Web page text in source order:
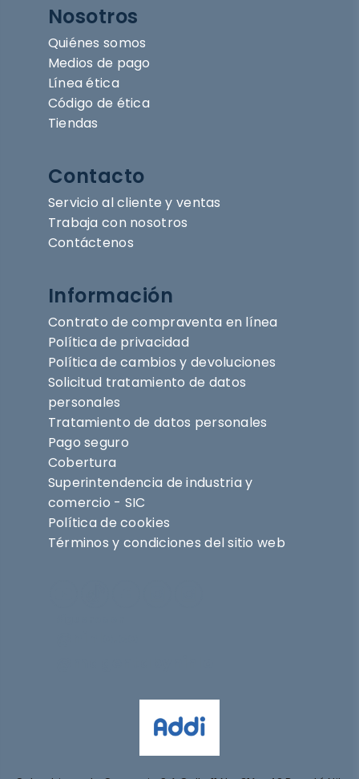
Nosotros
Quiénes somos
Medios de pago
Línea ética
Código de ética
Tiendas
Contacto
Servicio al cliente y ventas
Trabaja con nosotros
Contáctenos
Información
Contrato de compraventa en línea
Política de privacidad
Política de cambios y devoluciones
Solicitud tratamiento de datos
personales
Tratamiento de datos personales
Pago seguro
Cobertura
Superintendencia de industria y
comercio - SIC
Política de cookies
Términos y condiciones del sitio web